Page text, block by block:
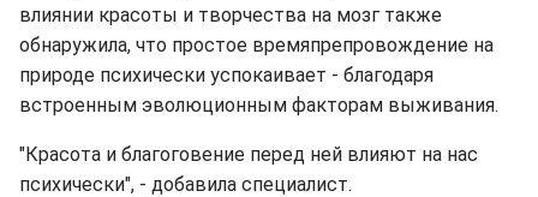
влиянии красоты и творчества на мозг также
обнаружила, что простое времяпрепровождение на
природе психически успокаивает - благодаря
встроенным эволюционным факторам выживания.
"Красота и благоговение перед ней влияют на нас
психически", - добавила специалист.